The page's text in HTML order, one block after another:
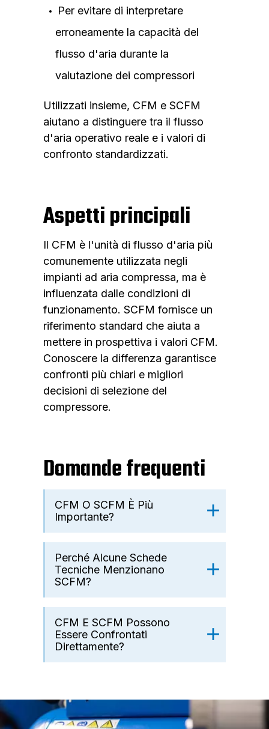
Per evitare di interpretare
erroneamente la capacità del
flusso d'aria durante la
valutazione dei compressori
Utilizzati insieme, CFM e SCFM
aiutano a distinguere tra il flusso
d'aria operativo reale e i valori di
confronto standardizzati.
Aspetti principali
Il CFM è l'unità di flusso d'aria più
comunemente utilizzata negli
impianti ad aria compressa, ma è
influenzata dalle condizioni di
funzionamento. SCFM fornisce un
riferimento standard che aiuta a
mettere in prospettiva i valori CFM.
Conoscere la differenza garantisce
confronti più chiari e migliori
decisioni di selezione del
compressore.
Domande frequenti
CFM O SCFM È Più
Importante?
Perché Alcune Schede
Tecniche Menzionano
SCFM?
CFM E SCFM Possono
Essere Confrontati
Direttamente?